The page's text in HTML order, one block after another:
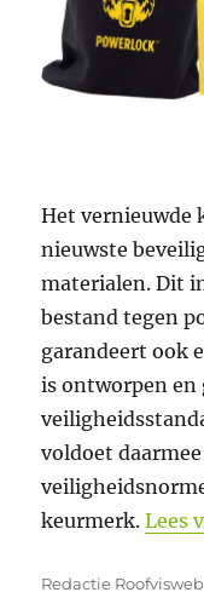
Het vernieuwde
nieuwste
materialen. Dit
bestand tegen
garandeert ook
is ontworpen en
voldoet
keurmerk.Lees
Auteur
Redactie Roofvisweb